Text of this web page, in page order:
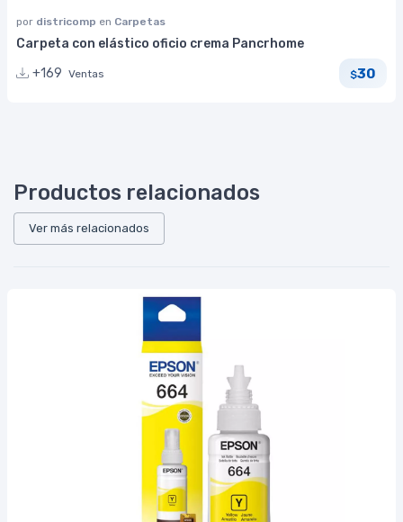
por districomp en Carpetas
Carpeta con elástico oficio crema Pancrhome
+169 Ventas $30
Productos relacionados
Ver más relacionados